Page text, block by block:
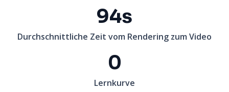
94s
Durchschnittliche Zeit vom Rendering zum Video
0
Lernkurve